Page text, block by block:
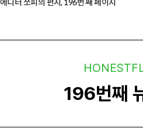
에디터 쏘피의 편지, 196번 째 페이지
196번째